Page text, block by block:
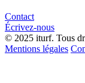
Contact
Écrivez-nous
© 2025 iturf. Tous
Mentions légales